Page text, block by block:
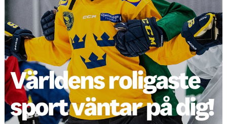
>> KONTAKT
| MEDLEMSKAP I HOCKEYN
| KALENDER
| MATCHER